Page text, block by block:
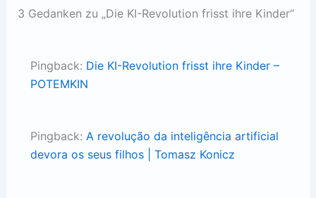
3 Gedanken zu „Die KI-Revolution frisst ihre Kinder“
Pingback: Die KI-Revolution frisst ihre Kinder –
POTEMKIN
Pingback: A revolução da inteligência artificial
devora os seus filhos | Tomasz Konicz